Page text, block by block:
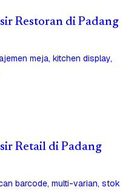
Restoran di Padang
meja, kitchen display,
Retail di Padang
barcode, multi-varian, stok